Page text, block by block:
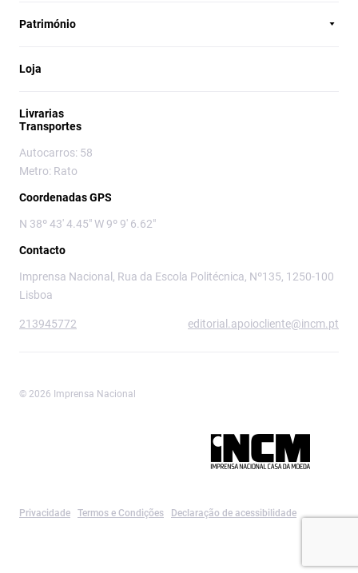
Património
Loja
Livrarias
Transportes
Autocarros: 58
Metro: Rato
Coordenadas GPS
N 38º 43' 4.45" W 9º 9' 6.62"
Contacto
Imprensa Nacional, Rua da Escola Politécnica, Nº135, 1250-100
Lisboa
213945772 editorial.apoiocliente@incm.pt
© 2026 Imprensa Nacional
Privacidade Termos e Condições Declaração de acessibilidade